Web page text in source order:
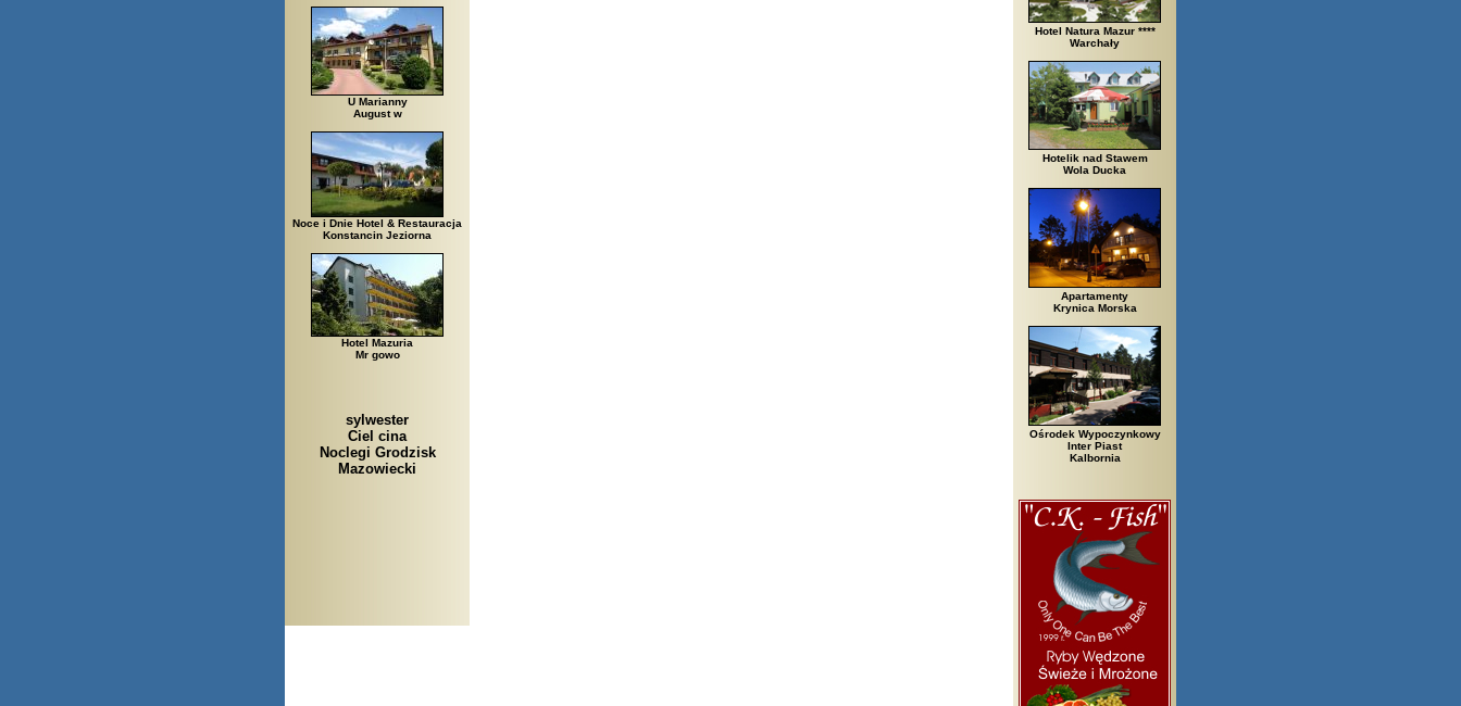
U Marianny
August w
Noce i Dnie Hotel & Restauracja
Konstancin Jeziorna
Hotel Mazuria
Mr gowo
sylwester
Ciel cina
Noclegi Grodzisk
Mazowiecki
Arłamów, Augustów, Babice Stare, Bachanowo, Barczewo, Bardo, Białobrzegi, Białowieża, Bielsko Biała, Biały Bór, Biały Dunajec,
Hotel Natura Mazur ****
Warchały
Hotelik nad Stawem
Wola Ducka
Apartamenty
Krynica Morska
Ośrodek Wypoczynkowy
Inter Piast
Kalbornia